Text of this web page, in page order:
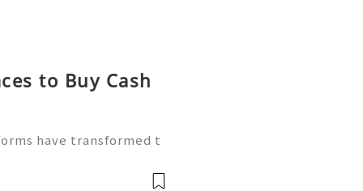
to Buy Cash
have transformed t
financial activities t